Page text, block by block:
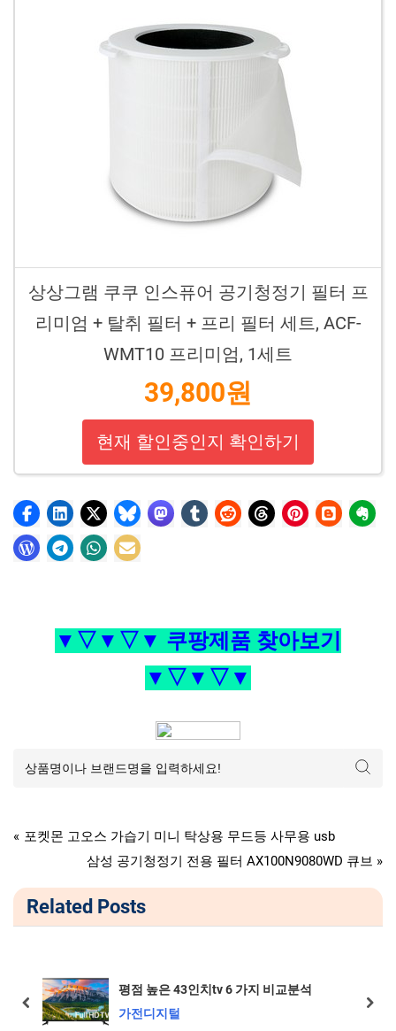
상상그램 쿠쿠 인스퓨어 공기청정기 필터 프
리미엄 + 탈취 필터 + 프리 필터 세트, ACF-
WMT10 프리미엄, 1세트
39,800원
현재 할인중인지 확인하기
▼▽▼▽▼ 쿠팡제품 찾아보기
▼▽▼▽▼
가전디지털
Tags:
공기청정기 ,보조필터 ,블루선,샤오미, 샤오미공기청정기프로
글
색
P
i
s
포켓몬 고오스 가습기 미니 탁상용 무드등 사무용 usb
N
x
t
o
s
t
삼성 공기청정기 전용 필터 AX100N9080WD 큐브
Related Posts
평점 높은 s27c310 8 가지 비교분석
prev next